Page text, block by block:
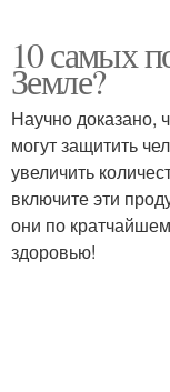
10 самых
Земле?
Научно доказано,
могут защитить
увеличить
включите эти
они по
здоровью!